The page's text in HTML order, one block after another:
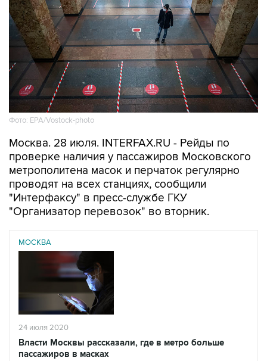
Фото: EPA/Vostock-photo
Москва. 28 июля. INTERFAX.RU - Рейды по
проверке наличия у пассажиров Московского
метрополитена масок и перчаток регулярно
проводят на всех станциях, сообщили
"Интерфаксу" в пресс-службе ГКУ
"Организатор перевозок" во вторник.
МОСКВА
24 июля 2020
Власти Москвы рассказали, где в метро больше
пассажиров в масках